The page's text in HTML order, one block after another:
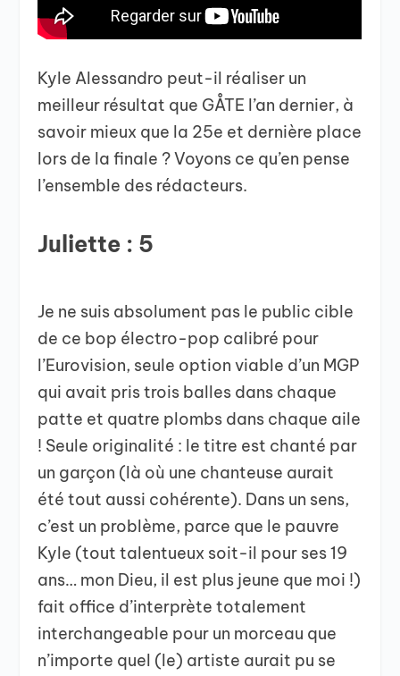
Kyle Alessandro peut-il réaliser un
meilleur résultat que GÅTE l’an dernier, à
savoir mieux que la 25e et dernière place
lors de la finale ? Voyons ce qu’en pense
l’ensemble des rédacteurs.
Juliette : 5
Je ne suis absolument pas le public cible
de ce bop électro-pop calibré pour
l’Eurovision, seule option viable d’un MGP
qui avait pris trois balles dans chaque
patte et quatre plombs dans chaque aile
! Seule originalité : le titre est chanté par
un garçon (là où une chanteuse aurait
été tout aussi cohérente). Dans un sens,
c’est un problème, parce que le pauvre
Kyle (tout talentueux soit-il pour ses 19
ans… mon Dieu, il est plus jeune que moi !)
fait office d’interprète totalement
interchangeable pour un morceau que
n’importe quel (le) artiste aurait pu se